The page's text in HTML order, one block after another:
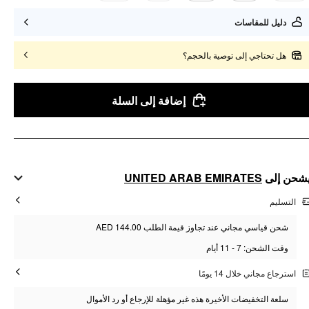
دليل للمقاسات
هل تحتاجي إلى توصية بالحجم؟
إضافة إلى السلة
إلى UNITED ARAB EMIRATES
التسليم
شحن قياسي مجاني عند تجاوز قيمة الطلب AED 144.00
وقت الشحن: 7 - 11 أيام
استرجاع مجاني خلال 14 يومًا
سلعة التخفيضات الأخيرة هذه غير مؤهلة للإرجاع أو رد الأموال